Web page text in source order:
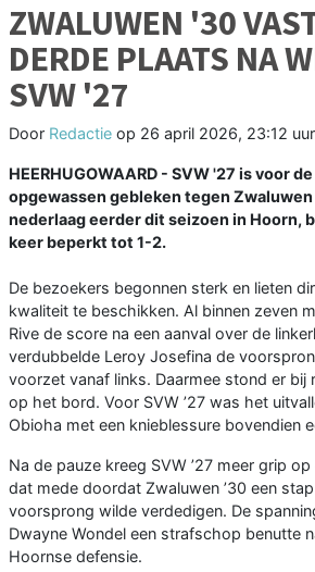
ZWALUWEN '30
DERDE PLAATS NA
SVW '27
Door Redactie op 26 april 2026, 23:12 uur
HEERHUGOWAARD - SVW '27 is voor
opgewassen gebleken tegen Zwaluwen
nederlaag eerder dit seizoen in Hoorn,
keer beperkt tot 1-2.
De bezoekers begonnen sterk en lieten
kwaliteit te beschikken. Al binnen zeven
Rive de score na een aanval over de
verdubbelde Leroy Josefina de
voorzet vanaf links. Daarmee stond er bij
op het bord. Voor SVW ’27 was het
Obioha met een knieblessure bovendien
Na de pauze kreeg SVW ’27 meer grip
dat mede doordat Zwaluwen ’30 een
voorsprong wilde verdedigen. De
Dwayne Wondel een strafschop benutte
Hoornse defensie.